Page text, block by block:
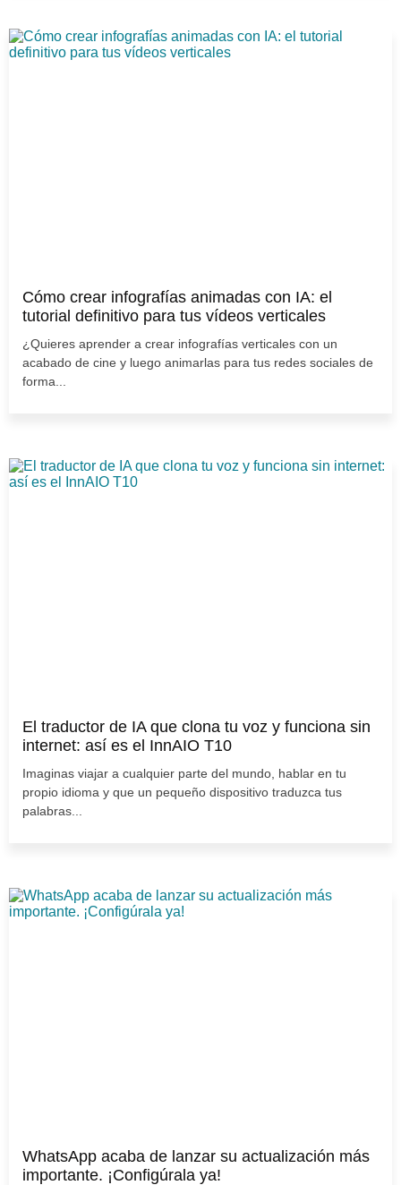
Cómo crear infografías animadas con IA: el
tutorial definitivo para tus vídeos verticales
¿Quieres aprender a crear infografías verticales con un
acabado de cine y luego animarlas para tus redes sociales de
forma...
El traductor de IA que clona tu voz y funciona sin
internet: así es el InnAIO T10
Imaginas viajar a cualquier parte del mundo, hablar en tu
propio idioma y que un pequeño dispositivo traduzca tus
palabras...
WhatsApp acaba de lanzar su actualización más
importante. ¡Configúrala ya!